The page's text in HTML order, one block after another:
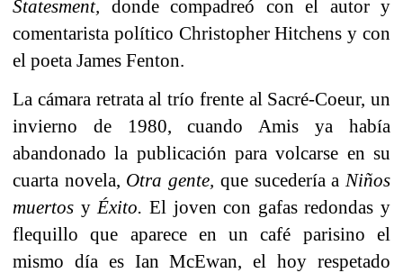
Statesment, donde compadreó con el autor y
comentarista político Christopher Hitchens y con
el poeta James Fenton.
La cámara retrata al trío frente al Sacré-Coeur, un
invierno de 1980, cuando Amis ya había
abandonado la publicación para volcarse en su
cuarta novela, Otra gente, que sucedería a Niños
muertos y Éxito. El joven con gafas redondas y
flequillo que aparece en un café parisino el
mismo día es Ian McEwan, el hoy respetado